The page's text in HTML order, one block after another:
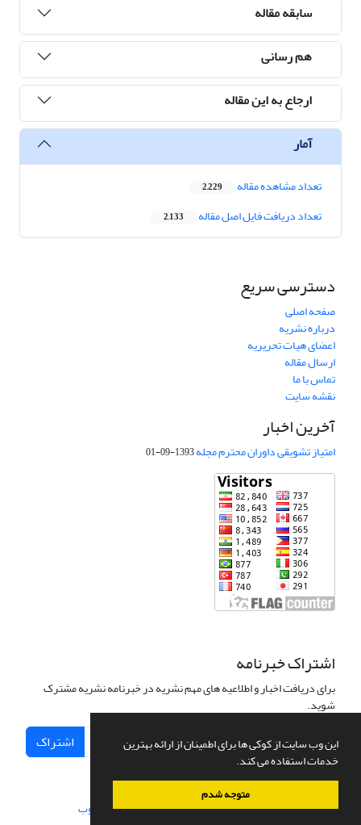
این وب سایت از کوکی ها برای اطمینان از ارائه بهترین
خدمات استفاده می کند.
متوجه شدم
سابقه مقاله
هم رسانی
ارجاع به این مقاله
آمار
تعداد مشاهده مقاله 2,229
تعداد دریافت فایل اصل مقاله 2,133
دسترسی سریع
صفحه اصلی
درباره نشریه
اعضای هیات تحریریه
ارسال مقاله
تماس با ما
نقشه سایت
آخرین اخبار
امتیاز تشویقی داوران محترم مجله1393-09-01
اشتراک خبرنامه
برای دریافت اخبار و اطلاعیه های مهم نشریه در خبرنامه نشریه مشترک
شوید.
اشتراک
سامانه مدیریت نشریات علمی.طراحی و پیاده سازی از سیناوب